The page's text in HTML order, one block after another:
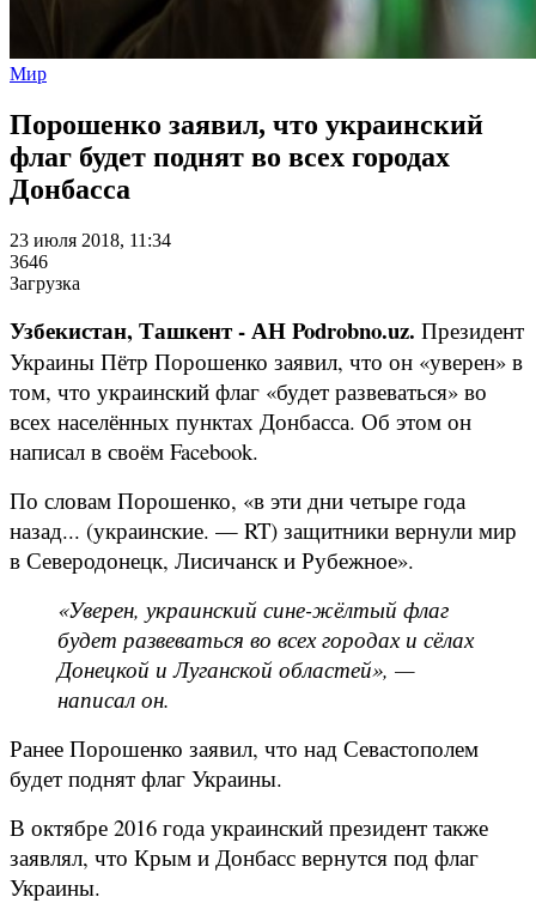
Мир
Порошенко заявил, что украинский
флаг будет поднят во всех городах
Донбасса
23 июля 2018, 11:34
3646
Загрузка
Узбекистан, Ташкент - АН Podrobno.uz. Президент
Украины Пётр Порошенко заявил, что он «уверен» в
том, что украинский флаг «будет развеваться» во
всех населённых пунктах Донбасса. Об этом он
написал в своём Facebook.
По словам Порошенко, «в эти дни четыре года
назад... (украинские. — RT) защитники вернули мир
в Северодонецк, Лисичанск и Рубежное».
«Уверен, украинский сине-жёлтый флаг
будет развеваться во всех городах и сёлах
Донецкой и Луганской областей», —
написал он.
Ранее Порошенко заявил, что над Севастополем
будет поднят флаг Украины.
В октябре 2016 года украинский президент также
заявлял, что Крым и Донбасс вернутся под флаг
Украины.